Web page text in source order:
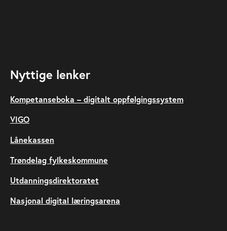
Nyttige lenker
Kompetanseboka – digitalt oppfølgingssystem
VIGO
Lånekassen
Trøndelag fylkeskommune
Utdanningsdirektoratet
Nasjonal digital læringsarena